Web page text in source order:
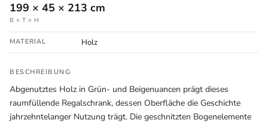
199 × 45 × 213 cm
B × T × H
MATERIAL Holz
BESCHREIBUNG
Abgenutztes Holz in Grün- und Beigenuancen prägt dieses
raumfüllende Regalschrank, dessen Oberfläche die Geschichte
jahrzehntelanger Nutzung trägt. Die geschnitzten Bogenelemente